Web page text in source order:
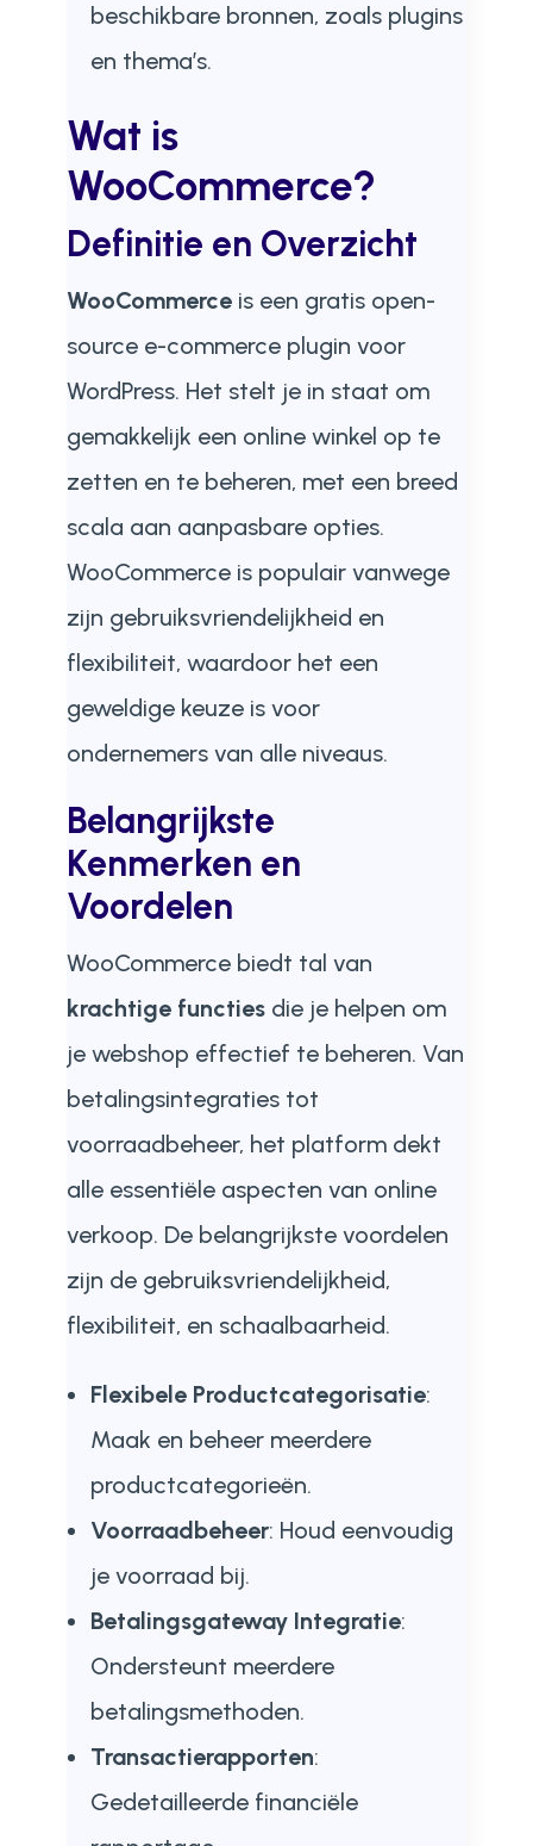
beschikbare bronnen, zoals plugins
en thema’s.
Wat is
WooCommerce?
Definitie en Overzicht
WooCommerceis een gratis open-
source e-commerce plugin voor
WordPress. Het stelt je in staat om
gemakkelijk een online winkel op te
zetten en te beheren, met een breed
scala aan aanpasbare opties.
WooCommerce is populair vanwege
zijn gebruiksvriendelijkheid en
flexibiliteit, waardoor het een
geweldige keuze is voor
ondernemers van alle niveaus.
Belangrijkste
Kenmerken en
Voordelen
WooCommerce biedt tal van
krachtige functiesdie je helpen om
je webshop effectief te beheren. Van
betalingsintegraties tot
voorraadbeheer, het platform dekt
alle essentiële aspecten van online
verkoop. De belangrijkste voordelen
zijn de gebruiksvriendelijkheid,
flexibiliteit, en schaalbaarheid.
Flexibele Productcategorisatie:
Maak en beheer meerdere
productcategorieën.
Voorraadbeheer: Houd eenvoudig
je voorraad bij.
Betalingsgateway Integratie:
Ondersteunt meerdere
betalingsmethoden.
Transactierapporten:
Gedetailleerde financiële